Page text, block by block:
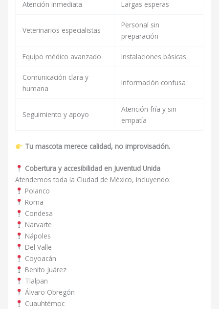
Atención inmediata Largas esperas
Veterinarios especialistas
Personal sin
preparación
Equipo médico avanzado Instalaciones básicas
Comunicación clara y
humana
Información confusa
Seguimiento y apoyo
Atención fría y sin
empatía
Tu mascota merece calidad, no improvisación.
Cobertura y accesibilidad en Juventud Unida
Atendemos toda la Ciudad de México, incluyendo:
Polanco
Roma
Condesa
Narvarte
Nápoles
Del Valle
Coyoacán
Benito Juárez
Tlalpan
Álvaro Obregón
Cuauhtémoc